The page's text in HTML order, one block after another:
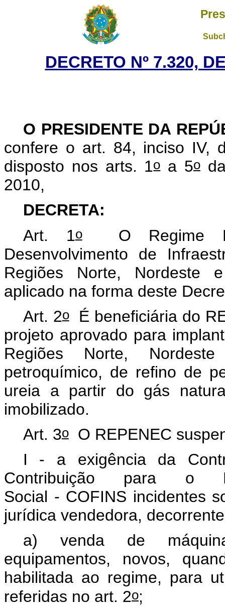
DECRETO Nº 7.320,
O PRESIDENTE DA
confere o art. 84, inciso IV,
disposto nos arts. 1oa 5o
2010,
DECRETA:
Art. 1oO Regime
Desenvolvimento de
Regiões Norte, Nordeste
aplicado na forma deste
Art. 2oÉ beneficiária do
projeto aprovado para
Regiões Norte,
petroquímico, de refino de
ureia a partir do gás
imobilizado.
Art. 3oO REPENEC
I - a exigência da
Contribuição para o
Social - COFINS incidentes
jurídica vendedora,
a) venda de
equipamentos, novos,
habilitada ao regime, para
referidas no art. 2o;